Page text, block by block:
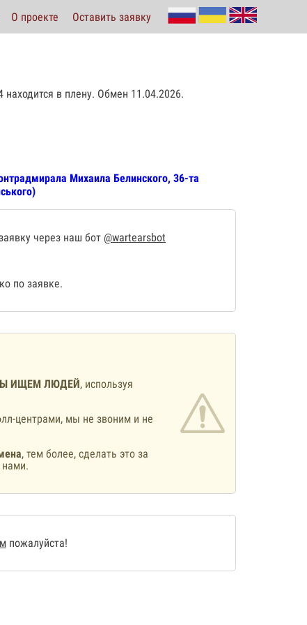
О проекте Оставить заявку
в плену. Обмен 11.04.2026.
Михаила Белинского, 36-та
через наш бот @wartearsbot
по заявке.
ИЩЕМ ЛЮДЕЙ, используя
центрами, мы не звоним и не
, тем более, сделать это за
пожалуйста!